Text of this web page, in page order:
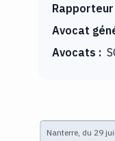
Rapporteur
Avocat
Avocats :
Nanterre, du 29